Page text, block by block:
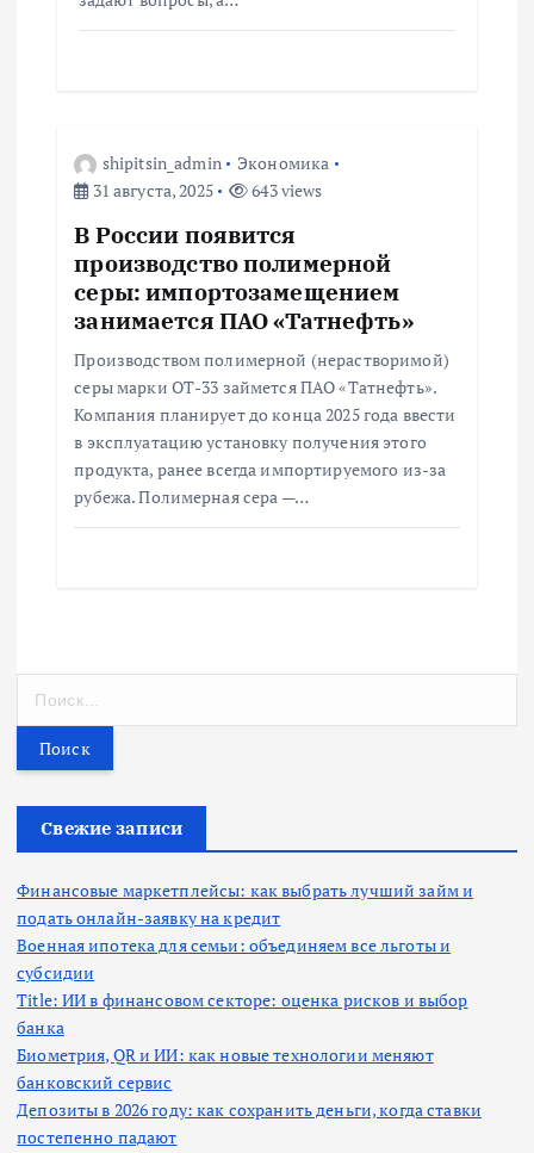
shipitsin_admin
Экономика
31 августа, 2025
643 views
В России появится
производство полимерной
серы: импортозамещением
занимается ПАО «Татнефть»
Производством полимерной (нерастворимой)
серы марки ОТ-33 займется ПАО «Татнефть».
Компания планирует до конца 2025 года ввести
в эксплуатацию установку получения этого
продукта, ранее всегда импортируемого из-за
рубежа. Полимерная сера —…
т
Свежие записи
Финансовые маркетплейсы: как выбрать лучший займ и
подать онлайн-заявку на кредит
Военная ипотека для семьи: объединяем все льготы и
субсидии
Title: ИИ в финансовом секторе: оценка рисков и выбор
банка
Биометрия, QR и ИИ: как новые технологии меняют
банковский сервис
Депозиты в 2026 году: как сохранить деньги, когда ставки
постепенно падают